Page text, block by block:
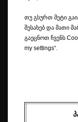
© Opel 2026
სავაჭრო ნიშანი
ქუქი ფაილების
Opel შეეცდება
ვებგვერდის
პასუხისმგებლობას
თუ გსურთ მეტი
შესახებ და მათი
გაეცნოთ ჩვენს
my settings“.